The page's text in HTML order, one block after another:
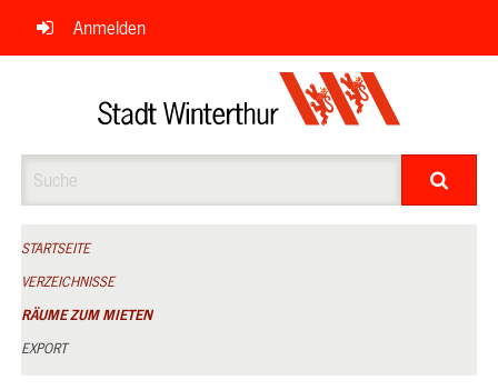
Navigation
überspringen
Anmelden
STARTSEITE
VERZEICHNISSE
RÄUME ZUM MIETEN
EXPORT